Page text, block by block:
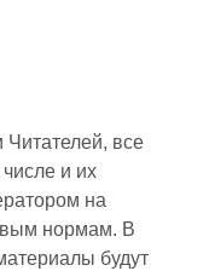
все
и их
на
нормам. В
будут